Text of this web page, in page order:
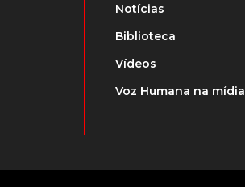
Notícias
Biblioteca
Vídeos
Voz Humana na mídia